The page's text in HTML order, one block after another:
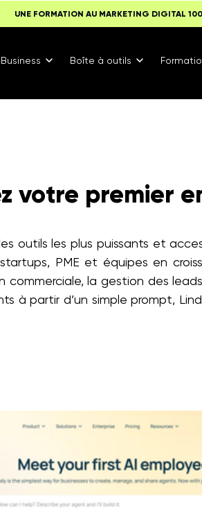
UNE FORMATION AU MARKETING DIGITAL
Boîte à outils
votre premier
outils les plus puissants et
PME et équipes en
la gestion des
à partir d’un simple prompt,